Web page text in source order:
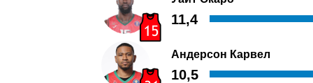
11,4
Андерсон Карвел
10,5